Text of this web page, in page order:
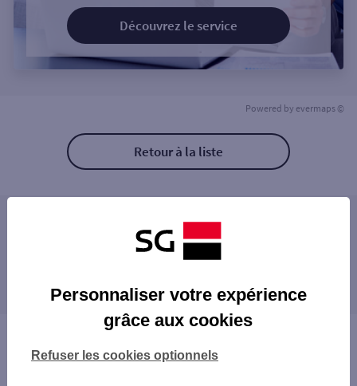
Découvrez le service
Powered by evermaps ©
Retour à la liste
Les distributeurs/automates à proximité
LA CIOTAT RUE BOURONNE
LA CIOTAT AV EMILE BODIN
LA CIOTAT ST JEAN
CASSIS SHCD
proximité
SAINT-CYR-SUR-MER
SANARY-SUR-MER
Vous êtes ici : Accueil
Trouver une agence bancaire
Personnaliser votre expérience
grâce aux cookies
Refuser les cookies optionnels